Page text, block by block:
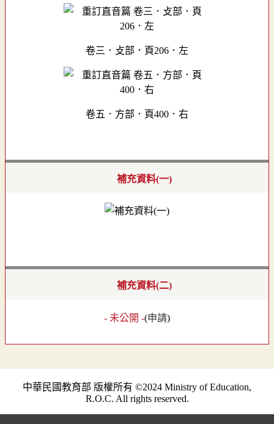
卷三．攴部．頁206．左
卷五．方部．頁400．右
補充資料(一)
補充資料(二)
- 未公開 -(申請)
中華民國教育部 版權所有 ©2024 Ministry of Education,
R.O.C. All rights reserved.